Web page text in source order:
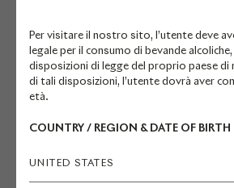
Per visitare il nostro sito, l’utente deve
legale per il consumo di bevande
disposizioni di legge del proprio paese di
di tali disposizioni, l’utente dovrà aver
età.
COUNTRY / REGION & DATE OF BIRTH
UNITED STATES
rilievo, le sue
dorati rivelano una
espressività e una